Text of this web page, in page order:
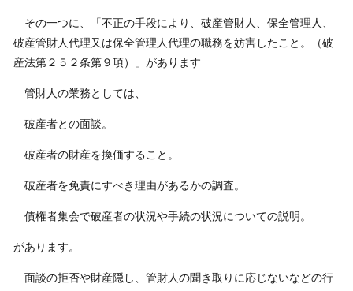
その一つに、「不正の手段により、破産管財人、保全管理人、
破産管財人代理又は保全管理人代理の職務を妨害したこと。（破
産法第２５２条第９項）」があります
管財人の業務としては、
破産者との面談。
破産者の財産を換価すること。
破産者を免責にすべき理由があるかの調査。
債権者集会で破産者の状況や手続の状況についての説明。
があります。
面談の拒否や財産隠し、管財人の聞き取りに応じないなどの行